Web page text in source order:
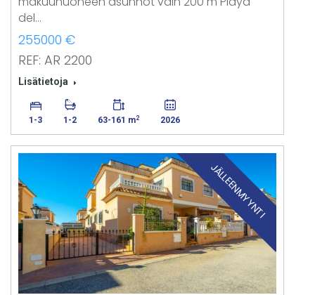
del…
255000 €
REF: AR 2200
Lisätietoja
1-3 1-2 63-161 m2 2026
JÄLLEENMYYNTI